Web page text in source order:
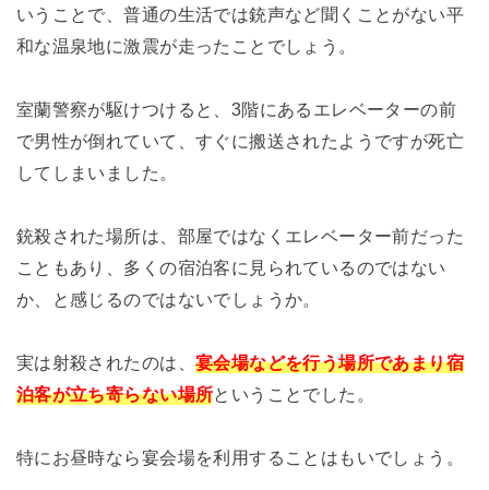
いうことで、普通の生活では銃声など聞くことがない平
和な温泉地に激震が走ったことでしょう。
室蘭警察が駆けつけると、3階にあるエレベーターの前
で男性が倒れていて、すぐに搬送されたようですが死亡
してしまいました。
銃殺された場所は、部屋ではなくエレベーター前だった
こともあり、多くの宿泊客に見られているのではない
か、と感じるのではないでしょうか。
実は射殺されたのは、 宴会場などを行う場所であまり宿
泊客が立ち寄らない場所ということでした。
特にお昼時なら宴会場を利用することはもいでしょう。